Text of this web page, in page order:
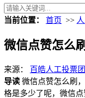
当前位置： 首页 >>
微信点赞怎么
来源： 百皓人工投票
导读 微信点赞怎么刷
格是多少了呢，微信